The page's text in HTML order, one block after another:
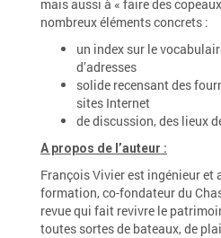
mais aussi à « faire des
nombreux éléments concrets :
un index sur le
d’adresses
solide recensant des
sites Internet
de discussion, des lieux
A propos de l’auteur :
François Vivier est ingénieur et
formation, co-fondateur du
revue qui fait revivre le
toutes sortes de bateaux, de